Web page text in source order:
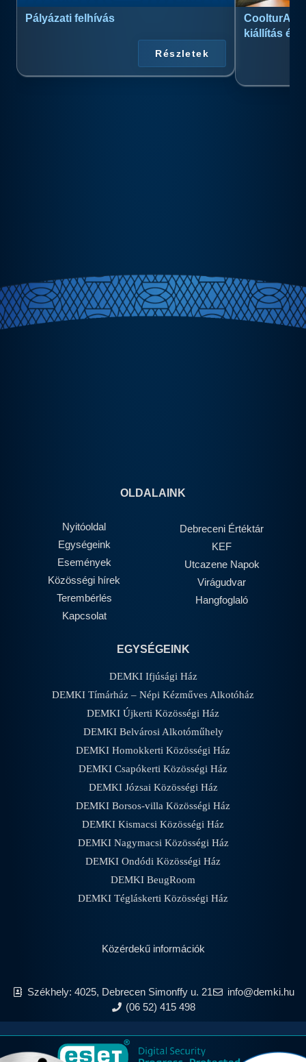
Pályázati felhívás
Részletek
kiállítás és
OLDALAINK
Nyitóoldal
Egységeink
Események
Közösségi hírek
Terembérlés
Kapcsolat
Debreceni Értéktár
KEF
Utcazene Napok
Virágudvar
Hangfoglaló
EGYSÉGEINK
DEMKI Ifjúsági Ház
DEMKI Tímárház – Népi Kézműves Alkotóház
DEMKI Újkerti Közösségi Ház
DEMKI Belvárosi Alkotóműhely
DEMKI Homokkerti Közösségi Ház
DEMKI Csapókerti Közösségi Ház
DEMKI Józsai Közösségi Ház
DEMKI Borsos-villa Közösségi Ház
DEMKI Kismacsi Közösségi Ház
DEMKI Nagymacsi Közösségi Ház
DEMKI Ondódi Közösségi Ház
DEMKI BeugRoom
DEMKI Tégláskerti Közösségi Ház
Közérdekű információk
Székhely: 4025, Debrecen Simonffy u. 21
info@demki.hu
(06 52) 415 498